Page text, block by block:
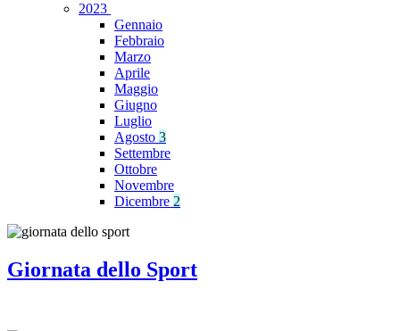
2023
Gennaio
Febbraio
Marzo
Aprile
Maggio
Giugno
Luglio
Agosto 3
Settembre
Ottobre
Novembre
Dicembre 2
Giornata dello Sport